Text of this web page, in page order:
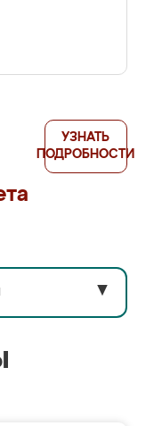
УЗНАТЬ
ПОДРОБНОСТИ
▼